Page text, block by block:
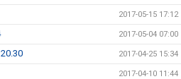
2017-05-15 17:12
2017-05-04 07:00
2017-04-25 15:34
2017-04-10 11:44